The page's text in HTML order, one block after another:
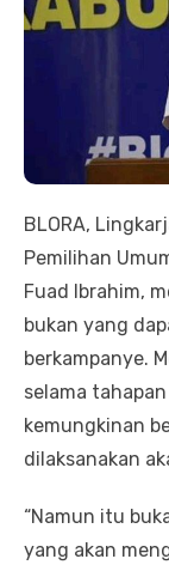
BLORA,
Pemilihan
Fuad Ibrahim,
bukan yang
berkampanye.
selama
kemungkinan
dilaksanakan
“Namun itu
yang akan